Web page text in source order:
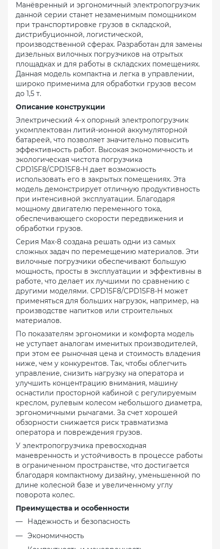
Манёвренный и эргономичный электропогрузчик
данной серии станет незаменимым помощником
при транспортировке грузов в складской,
дистрибуционной, логистической,
производственной сферах. Разработан для замены
дизельных вилочных погрузчиков на отрытых
площадках и для работы в складских помещениях.
Данная модель компактна и легка в управлении,
широко применима для обработки грузов весом
до 1,5 т.
Описание конструкции
Электрический 4-х опорный электропогрузчик
укомплектован литий-ионной аккумуляторной
батареей, что позволяет значительно повысить
эффективность работ. Высокая экономичность и
экологическая чистота погрузчика
CPD15F8/CPD15F8-H дает возможность
использовать его в закрытых помещениях. Эта
модель демонстрирует отличную продуктивность
при интенсивной эксплуатации. Благодаря
мощному двигателю переменного тока,
обеспечивающего скорости передвижения и
обработки грузов.
Серия Max-8 создана решать одни из самых
сложных задач по перемещению материалов. Эти
вилочные погрузчики обеспечивают большую
мощность, просты в эксплуатации и эффективны в
работе, что делает их лучшими по сравнению с
другими моделями. CPD15F8/CPD15F8-H может
применяться для больших нагрузок, например, на
производстве напитков или строительных
материалов.
По показателям эргономики и комфорта модель
не уступает аналогам именитых производителей,
при этом ее рыночная цена и стоимость владения
ниже, чем у конкурентов. Так, чтобы облегчить
управление, снизить нагрузку на оператора и
улучшить концентрацию внимания, машину
оснастили просторной кабиной с регулируемым
креслом, рулевым колесом небольшого диаметра,
эргономичными рычагами. За счет хорошей
обзорности снижается риск травматизма
оператора и повреждения грузов.
У электропогрузчика превосходная
маневренность и устойчивость в процессе работы
в ограниченном пространстве, что достигается
благодаря компактному дизайну, уменьшенной по
длине колесной базе и увеличенному углу
поворота колес.
Преимущества и особенности
Надежность и безопасность
Экономичность